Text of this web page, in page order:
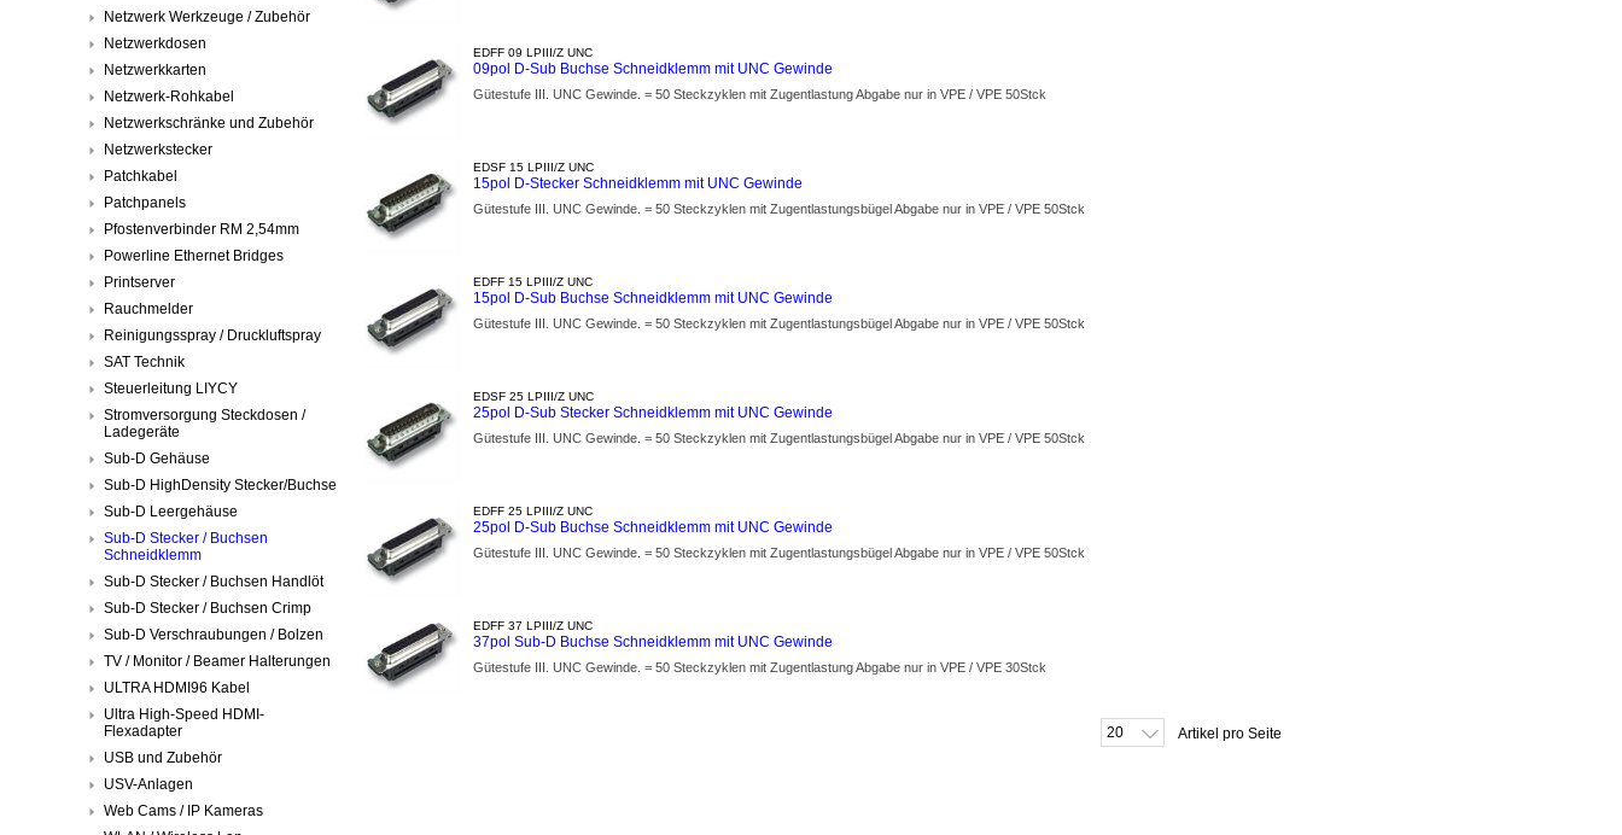
Netzwerk Werkzeuge / Zubehör
Netzwerkdosen
Netzwerkkarten
Netzwerk-Rohkabel
Netzwerkschränke und Zubehör
Netzwerkstecker
Patchkabel
Patchpanels
Pfostenverbinder RM 2,54mm
Powerline Ethernet Bridges
Printserver
Rauchmelder
Reinigungsspray / Druckluftspray
SAT Technik
Steuerleitung LIYCY
Stromversorgung Steckdosen /
Ladegeräte
Sub-D Gehäuse
Sub-D HighDensity Stecker/Buchse
Sub-D Leergehäuse
Sub-D Stecker / Buchsen
Schneidklemm
Sub-D Stecker / Buchsen Handlöt
Sub-D Stecker / Buchsen Crimp
Sub-D Verschraubungen / Bolzen
TV / Monitor / Beamer Halterungen
ULTRA HDMI96 Kabel
Ultra High-Speed HDMI-
Flexadapter
USB und Zubehör
USV-Anlagen
Web Cams / IP Kameras
EDFF 09 LPIII/Z UNC
09pol D-Sub Buchse Schneidklemm mit UNC Gewinde
Gütestufe III. UNC Gewinde. = 50 Steckzyklen mit Zugentlastung Abgabe nur in VPE / VPE 50Stck
EDSF 15 LPIII/Z UNC
15pol D-Stecker Schneidklemm mit UNC Gewinde
Gütestufe III. UNC Gewinde. = 50 Steckzyklen mit Zugentlastungsbügel Abgabe nur in VPE / VPE 50Stck
EDFF 15 LPIII/Z UNC
15pol D-Sub Buchse Schneidklemm mit UNC Gewinde
Gütestufe III. UNC Gewinde. = 50 Steckzyklen mit Zugentlastungsbügel Abgabe nur in VPE / VPE 50Stck
EDSF 25 LPIII/Z UNC
25pol D-Sub Stecker Schneidklemm mit UNC Gewinde
Gütestufe III. UNC Gewinde. = 50 Steckzyklen mit Zugentlastungsbügel Abgabe nur in VPE / VPE 50Stck
EDFF 25 LPIII/Z UNC
25pol D-Sub Buchse Schneidklemm mit UNC Gewinde
Gütestufe III. UNC Gewinde. = 50 Steckzyklen mit Zugentlastungsbügel Abgabe nur in VPE / VPE 50Stck
EDFF 37 LPIII/Z UNC
37pol Sub-D Buchse Schneidklemm mit UNC Gewinde
Gütestufe III. UNC Gewinde. = 50 Steckzyklen mit Zugentlastung Abgabe nur in VPE / VPE 30Stck
20 Artikel pro Seite